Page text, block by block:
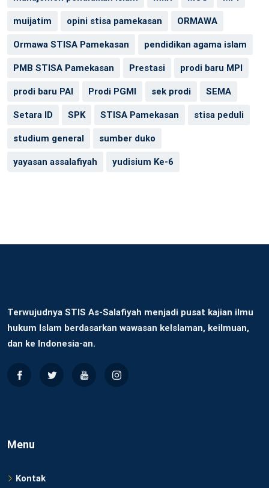
muijatim opini stisa pamekasan ORMAWA
Ormawa STISA Pamekasan pendidikan agama islam
PMB STISA Pamekasan Prestasi prodi baru MPI
prodi baru PAI Prodi PGMI sek prodi SEMA
Setara ID SPK STISA Pamekasan stisa peduli
studium general sumber duko
yayasan assalafiyah yudisium Ke-6
Terwujudnya STIS As-Salafiyah menjadi pusat kajian ilmu
hukum Islam berdasarkan wawasan keIslaman, keilmuan,
dan ke Indonesia-an.
Menu
Kontak